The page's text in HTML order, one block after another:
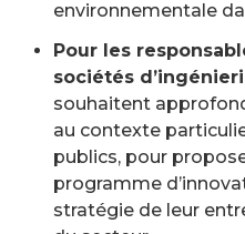
environnementale
Pour les
sociétés
souhaitent
au contexte
publics, pour
programme
stratégie de leur